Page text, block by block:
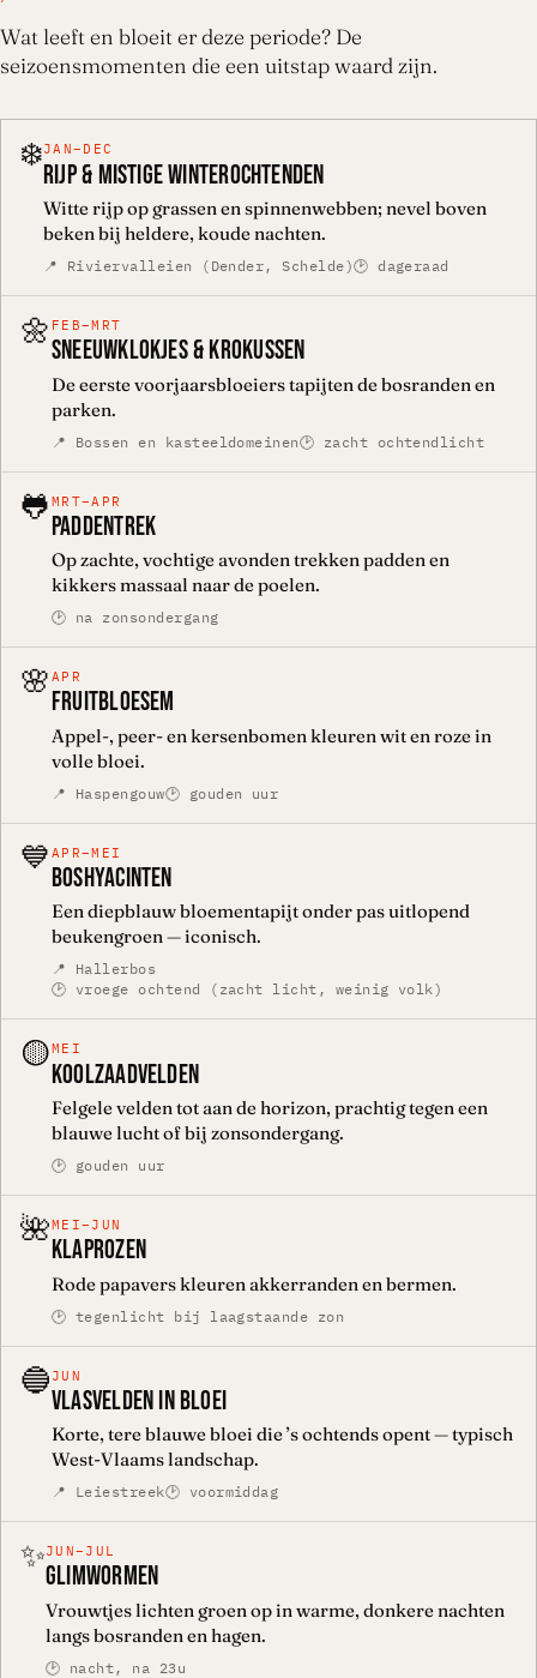
Wat leeft en bloeit er deze periode? De
seizoensmomenten die een uitstap waard zijn.
❄️JAN–DEC
RIJP & MISTIGE WINTEROCHTENDEN
Witte rijp op grassen en spinnenwebben; nevel boven
beken bij heldere, koude nachten.
📍 Riviervalleien (Dender, Schelde)🕑 dageraad
🌼 FEB–MRT
SNEEUWKLOKJES & KROKUSSEN
De eerste voorjaarsbloeiers tapijten de bosranden en
parken.
📍 Bossen en kasteeldomeinen🕑 zacht ochtendlicht
🐸 MRT–APR
PADDENTREK
Op zachte, vochtige avonden trekken padden en
kikkers massaal naar de poelen.
🕑 na zonsondergang
🌸 APR
FRUITBLOESEM
Appel-, peer- en kersenbomen kleuren wit en roze in
volle bloei.
📍 Haspengouw🕑 gouden uur
💙 APR–MEI
BOSHYACINTEN
Een diepblauw bloementapijt onder pas uitlopend
beukengroen — iconisch.
📍 Hallerbos
🕑 vroege ochtend (zacht licht, weinig volk)
🟡MEI
KOOLZAADVELDEN
Felgele velden tot aan de horizon, prachtig tegen een
blauwe lucht of bij zonsondergang.
🕑 gouden uur
🌺MEI–JUN
KLAPROZEN
Rode papavers kleuren akkerranden en bermen.
🕑 tegenlicht bij laagstaande zon
🔵 JUN
VLASVELDEN IN BLOEI
Korte, tere blauwe bloei die ’s ochtends opent — typisch
West-Vlaams landschap.
📍 Leiestreek🕑 voormiddag
✨JUN–JUL
GLIMWORMEN
Vrouwtjes lichten groen op in warme, donkere nachten
langs bosranden en hagen.
🕑 nacht, na 23u